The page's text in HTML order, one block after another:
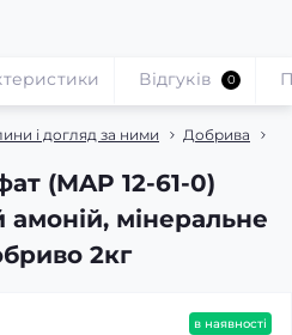
і догляд за ними Добрива
(MAP 12-61-0)
мінеральне
2кг
Відгуків 0
в наявності